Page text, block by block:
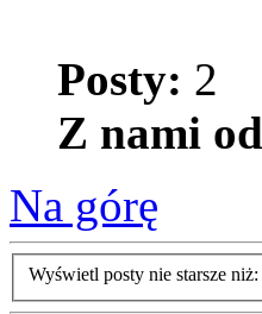
Posty: 2
Z nami
Na górę
Wyświetl posty nie starsze niż: